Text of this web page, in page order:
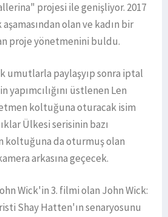
projesi ile genişliyor. 2017
aşamasından olan ve kadın bir
proje yönetmenini buldu.
umutlarla paylaşyıp sonra iptal
üstlenen Len
koltuğuna oturacak isim
Ülkesi serisinin bazı
koltuğuna da oturmuş olan
arkasına geçecek.
Wick'in 3. filmi olan John Wick:
Shay Hatten'ın senaryosunu